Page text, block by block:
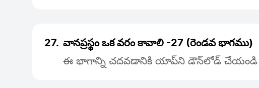
27. వానప్రస్థం ఒక వరం కావాలి -27 (రెండవ భాగము)
ఈ భాగాన్ని చదవడానికి యాప్‌ని డౌన్‌లోడ్ చేయండి